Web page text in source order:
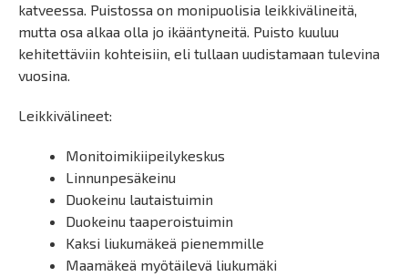
katveessa. Puistossa on monipuolisia leikkivälineitä,
mutta osa alkaa olla jo ikääntyneitä. Puisto kuuluu
kehitettäviin kohteisiin, eli tullaan uudistamaan tulevina
vuosina.
Leikkivälineet:
Monitoimikiipeilykeskus
Linnunpesäkeinu
Duokeinu lautaistuimin
Duokeinu taaperoistuimin
Kaksi liukumäkeä pienemmille
Maamäkeä myötäilevä liukumäki